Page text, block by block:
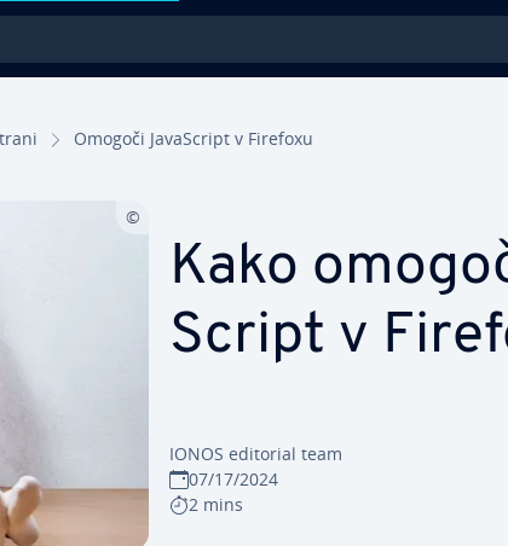
Omogoči Ja­va­Script v Firefoxu
Kako
Script v
IONOS editorial team
07/17/2024
2 mins